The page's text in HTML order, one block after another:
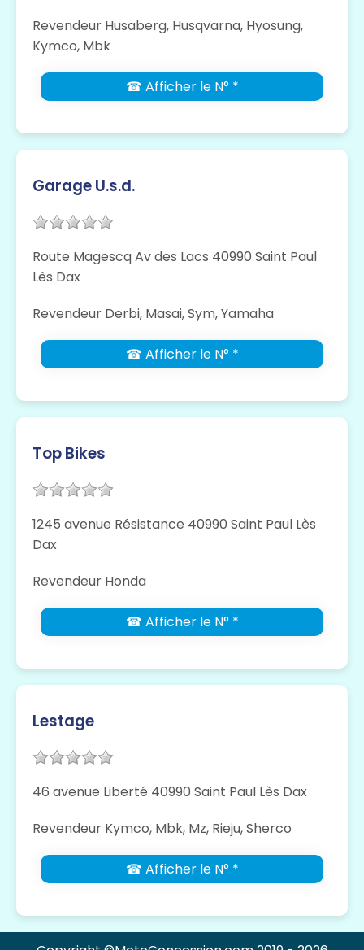
Revendeur Husaberg, Husqvarna, Hyosung,
Kymco, Mbk
☎ Afficher le N° *
Garage U.s.d.
Route Magescq Av des Lacs 40990 Saint Paul
Lès Dax
Revendeur Derbi, Masai, Sym, Yamaha
☎ Afficher le N° *
Top Bikes
1245 avenue Résistance 40990 Saint Paul Lès
Dax
Revendeur Honda
☎ Afficher le N° *
Lestage
46 avenue Liberté 40990 Saint Paul Lès Dax
Revendeur Kymco, Mbk, Mz, Rieju, Sherco
☎ Afficher le N° *